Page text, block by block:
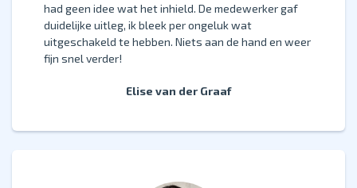
had geen idee wat het inhield. De medewerker gaf
duidelijke uitleg, ik bleek per ongeluk wat
uitgeschakeld te hebben. Niets aan de hand en weer
fijn snel verder!
Elise van der Graaf